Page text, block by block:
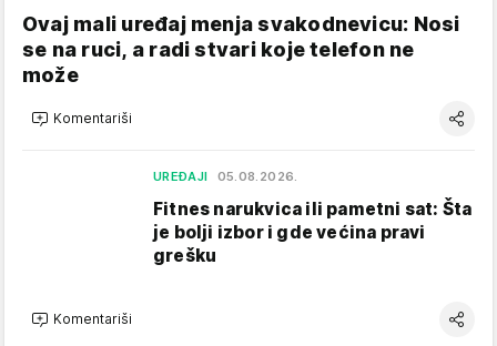
Ovaj mali uređaj menja svakodnevicu: Nosi
se na ruci, a radi stvari koje telefon ne
može
Komentariši
UREĐAJI 05.08.2026.
Fitnes narukvica ili pametni sat: Šta
je bolji izbor i gde većina pravi
grešku
Komentariši